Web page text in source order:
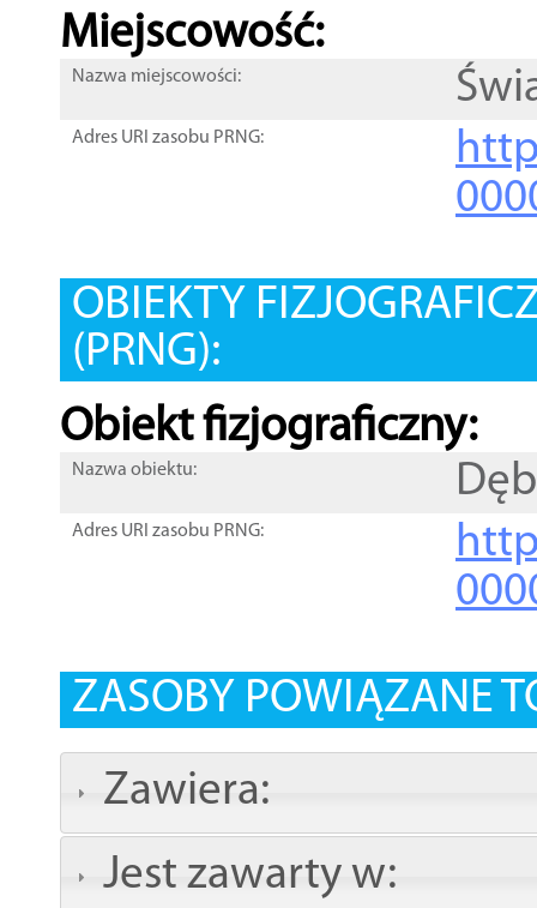
Miejscowość:
Nazwa miejscowości:
Adres URI zasobu PRNG:
OBIEKTY
(PRNG):
Obiekt fizjograficzny:
Nazwa obiektu:
Adres URI zasobu PRNG:
ZASOBY POWIĄZANE
Zawiera:
Jest zawarty w: